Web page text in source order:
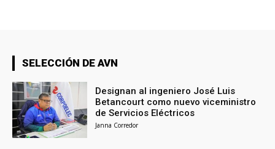
SELECCIÓN DE AVN
Designan al ingeniero José Luis
Betancourt como nuevo viceministro
de Servicios Eléctricos
Janna Corredor